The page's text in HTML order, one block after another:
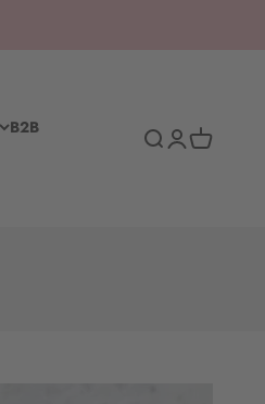
B2B
RicercaAccediCestino